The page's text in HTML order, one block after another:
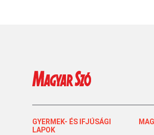
GYERMEK- ÉS IFJÚSÁGI
LAPOK